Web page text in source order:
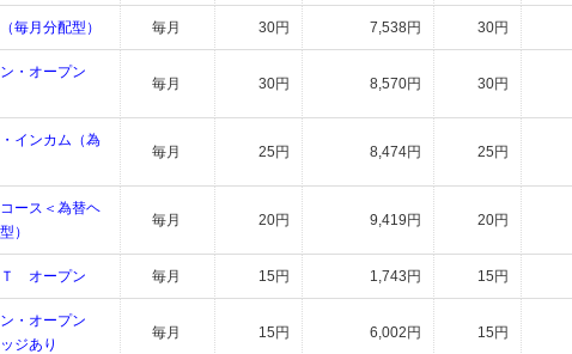
毎月分配型） 毎月 30円 7,538円 30円
・オープン
毎月 30円 8,570円 30円
インカム（為
毎月 25円 8,474円 25円
ース＜為替ヘ
）
毎月 20円 9,419円 20円
オープン 毎月 15円 1,743円 15円
・オープン
ジあり
毎月 15円 6,002円 15円